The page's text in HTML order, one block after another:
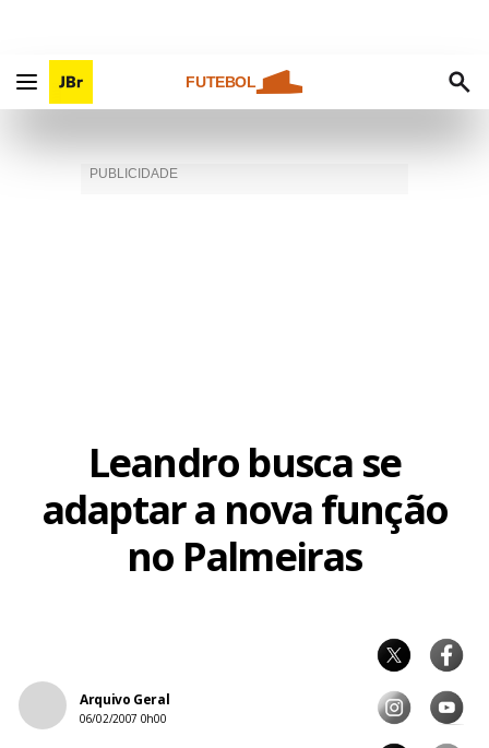
FUTEBOL
Leandro busca se
adaptar a nova função
no Palmeiras
Arquivo Geral
06/02/2007 0h00